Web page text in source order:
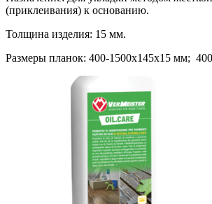
(приклеивания) к основанию.
Толщина изделия: 15 мм.
Размеры планок: 400-1500х145х15 мм;